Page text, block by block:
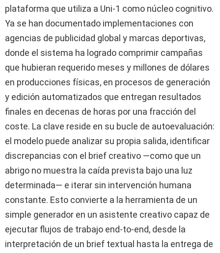
plataforma que utiliza a Uni-1 como núcleo cognitivo.
Ya se han documentado implementaciones con
agencias de publicidad global y marcas deportivas,
donde el sistema ha logrado comprimir campañas
que hubieran requerido meses y millones de dólares
en producciones físicas, en procesos de generación
y edición automatizados que entregan resultados
finales en decenas de horas por una fracción del
coste. La clave reside en su bucle de autoevaluación:
el modelo puede analizar su propia salida, identificar
discrepancias con el brief creativo —como que un
abrigo no muestra la caída prevista bajo una luz
determinada— e iterar sin intervención humana
constante. Esto convierte a la herramienta de un
simple generador en un asistente creativo capaz de
ejecutar flujos de trabajo end-to-end, desde la
interpretación de un brief textual hasta la entrega de